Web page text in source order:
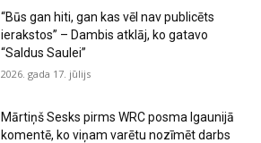
“Būs gan hiti, gan kas vēl nav publicēts
ierakstos” – Dambis atklāj, ko gatavo
“Saldus Saulei”
2026. gada 17. jūlijs
Mārtiņš Sesks pirms WRC posma Igaunijā
komentē, ko viņam varētu nozīmēt darbs